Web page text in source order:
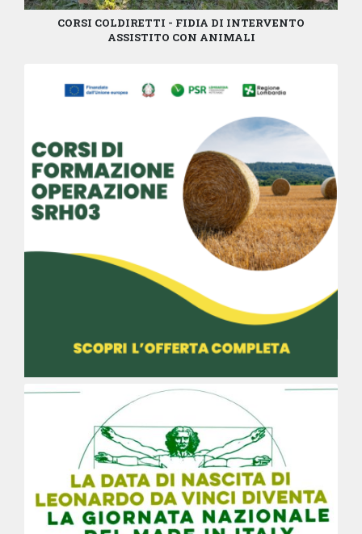
CORSI COLDIRETTI - FIDIA DI INTERVENTO
ASSISTITO CON ANIMALI